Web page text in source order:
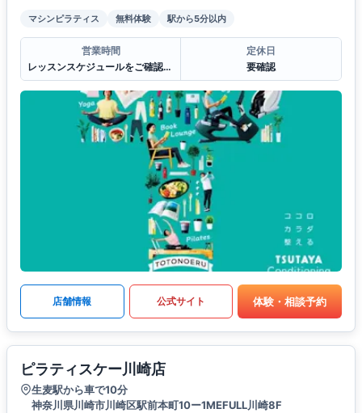
マシンピラティス 無料体験 駅から5分以内
営業時間
レッスンスケジュールをご確認ください。
定休日
要確認
店舗情報 公式サイト 体験・相談予約
ピラティスケー川崎店
生麦駅から車で10分
神奈川県川崎市川崎区駅前本町10ー1MEFULL川崎8F